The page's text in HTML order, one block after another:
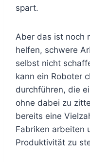
spart.
Aber das ist noch
helfen, schwere
selbst nicht
kann ein Roboter
durchführen, die
ohne dabei zu
bereits eine
Fabriken arbeiten
Produktivität zu